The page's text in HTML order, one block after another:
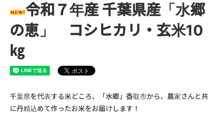
令和７年産 千葉県産「水郷
の恵」 コシヒカリ・玄米10
㎏
千葉県を代表する米どころ、「水郷」香取市から、農家さんと共
に丹精込めて作ったお米をお届けします！